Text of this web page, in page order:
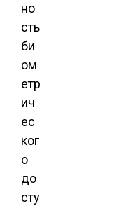
но
сть
би
ом
етр
ич
ес
ког
о
до
сту